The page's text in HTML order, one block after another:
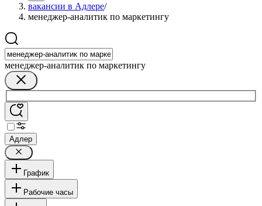
вакансии в Адлере/
менеджер-аналитик по маркетингу
менеджер-аналитик по маркетингу
Адлер
График
Рабочие часы